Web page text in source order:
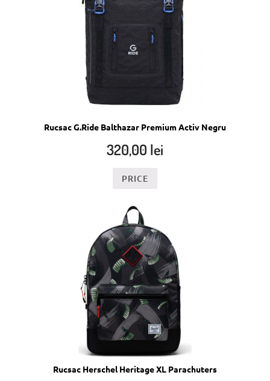
Rucsac G.Ride Balthazar Premium Activ Negru
320,00 lei
PRICE
Rucsac Herschel Heritage XL Parachuters